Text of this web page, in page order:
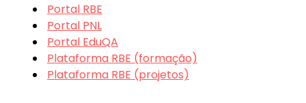
Portal RBE
Portal PNL
Portal EduQA
Plataforma RBE (formação)
Plataforma RBE (projetos)